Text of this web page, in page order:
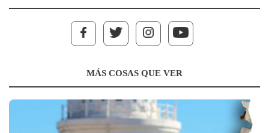
MÁS COSAS QUE VER